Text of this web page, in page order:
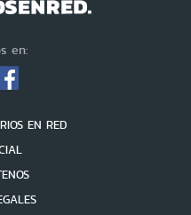
en:
EN RED